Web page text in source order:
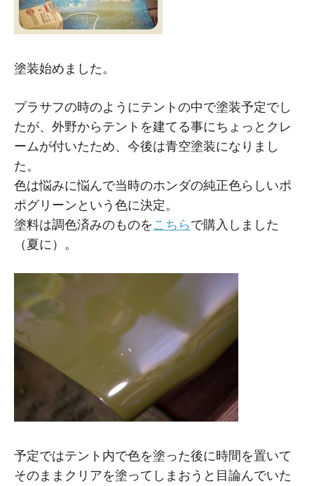
塗装始めました。
プラサフの時のようにテントの中で塗装予定でし
たが、外野からテントを建てる事にちょっとクレ
ームが付いたため、今後は青空塗装になりまし
た。
色は悩みに悩んで当時のホンダの純正色らしいポ
ポグリーンという色に決定。
塗料は調色済みのものをこちらで購入しました
（夏に）。
予定ではテント内で色を塗った後に時間を置いて
そのままクリアを塗ってしまおうと目論んでいた